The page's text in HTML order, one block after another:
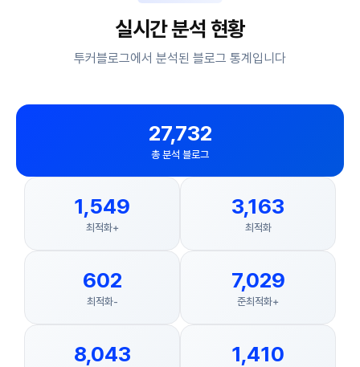
실시간 분석 현황
투커블로그에서 분석된 블로그 통계입니다
27,732
총 분석 블로그
1,549
최적화+
3,163
최적화
602
최적화-
7,029
준최적화+
8,043 1,410